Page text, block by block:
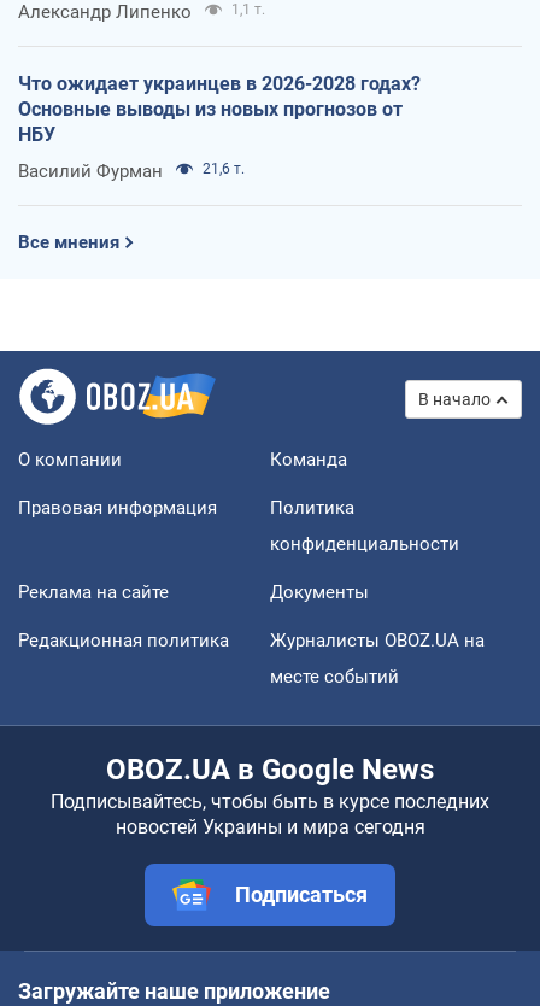
Александр Липенко 1,1 т.
Что ожидает украинцев в 2026-2028 годах?
Основные выводы из новых прогнозов от
НБУ
Василий Фурман 21,6 т.
Все мнения
В начало
О компании Команда
Правовая информация
Политика
конфиденциальности
Реклама на сайте Документы
Редакционная политика
Журналисты OBOZ.UA на
месте событий
OBOZ.UA в Google News
Подписывайтесь, чтобы быть в курсе последних
новостей Украины и мира сегодня
Подписаться
Загружайте наше приложение